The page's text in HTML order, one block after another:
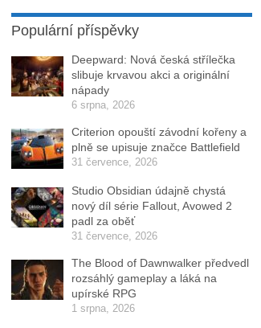
Populární příspěvky
Deepward: Nová česká střílečka
slibuje krvavou akci a originální
nápady
6 srpna, 2026
Criterion opouští závodní kořeny a
plně se upisuje značce Battlefield
31 července, 2026
Studio Obsidian údajně chystá
nový díl série Fallout, Avowed 2
padl za oběť
31 července, 2026
The Blood of Dawnwalker předvedl
rozsáhlý gameplay a láká na
upírské RPG
1 srpna, 2026